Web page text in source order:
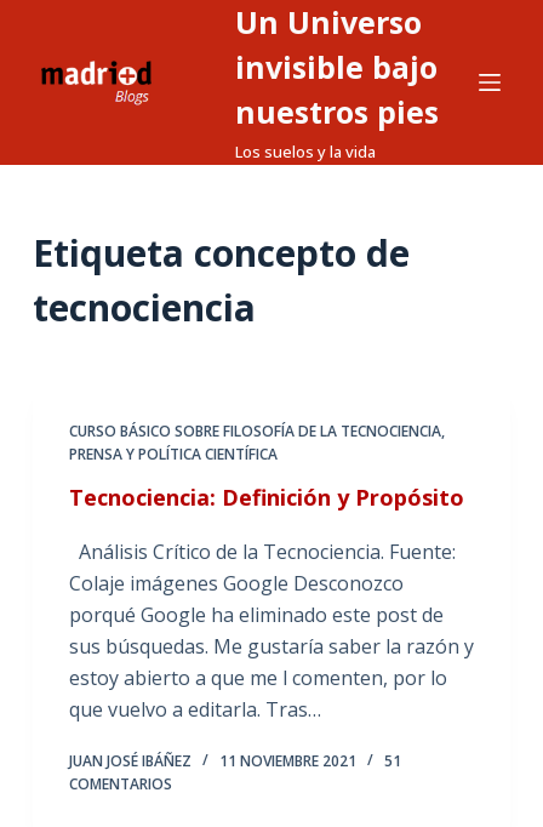
o
Un Universo
invisible bajo
nuestros pies
Los suelos y la vida
Etiqueta concepto de
tecnociencia
CURSO BÁSICO SOBRE FILOSOFÍA DE LA TECNOCIENCIA,
PRENSA Y POLÍTICA CIENTÍFICA
Tecnociencia: Definición y Propósito
Análisis Crítico de la Tecnociencia. Fuente:
Colaje imágenes Google Desconozco
porqué Google ha eliminado este post de
sus búsquedas. Me gustaría saber la razón y
estoy abierto a que me l comenten, por lo
que vuelvo a editarla. Tras…
JUAN JOSÉ IBÁÑEZ 11 NOVIEMBRE 2021
51
COMENTARIOS